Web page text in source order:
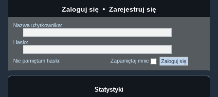
Zaloguj się • Zarejestruj się
Nazwa użytkownika:
Hasło:
Nie pamiętam hasła Zapamiętaj mnie
Statystyki